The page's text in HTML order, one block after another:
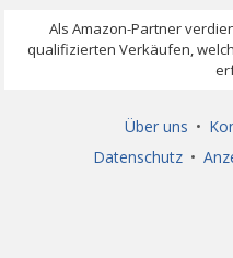
Über uns •
Datenschutz •